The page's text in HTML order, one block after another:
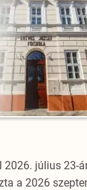
július 23-
a 2026